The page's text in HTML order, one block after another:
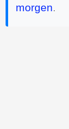
morgen.